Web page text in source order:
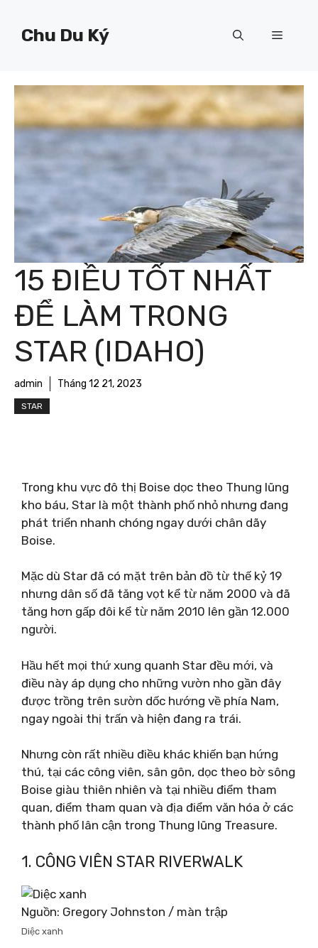
Chu Du Ký Menu
15 ĐIỀU TỐT NHẤT
ĐỂ LÀM TRONG
STAR (IDAHO)
admin Tháng 12 21, 2023
STAR
Trong khu vực đô thị Boise dọc theo Thung lũng
kho báu, Star là một thành phố nhỏ nhưng đang
phát triển nhanh chóng ngay dưới chân dãy
Boise.
Mặc dù Star đã có mặt trên bản đồ từ thế kỷ 19
nhưng dân số đã tăng vọt kể từ năm 2000 và đã
tăng hơn gấp đôi kể từ năm 2010 lên gần 12.000
người.
Hầu hết mọi thứ xung quanh Star đều mới, và
điều này áp dụng cho những vườn nho gần đây
được trồng trên sườn dốc hướng về phía Nam,
ngay ngoài thị trấn và hiện đang ra trái.
Nhưng còn rất nhiều điều khác khiến bạn hứng
thú, tại các công viên, sân gôn, dọc theo bờ sông
Boise giàu thiên nhiên và tại nhiều điểm tham
quan, điểm tham quan và địa điểm văn hóa ở các
thành phố lân cận trong Thung lũng Treasure.
1. CÔNG VIÊN STAR RIVERWALK
Nguồn: Gregory Johnston / màn trập
Diệc xanh